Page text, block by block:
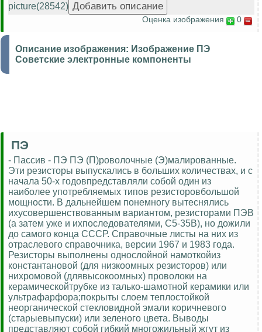
picture(28542)
Оценка изображения 0
Описание изображения: Изображение ПЭ
Советские электронные компоненты
ПЭ
- Пассив - ПЭ ПЭ (П)роволочные (Э)малированные.
Эти резисторы выпускались в больших количествах, и с
начала 50-х годовпредставляли собой один из
наиболее употребляемых типов резисторовбольшой
мощности. В дальнейшем понемногу вытеснялись
ихусовершенствованным вариантом, резисторами ПЭВ
(а затем уже и ихпоследователями, С5-35В), но дожили
до самого конца СССР. Справочные листы на них из
отраслевого справочника, версии 1967 и 1983 года.
Резисторы выполнены однослойной намоткойиз
константановой (для низкоомных резисторов) или
нихромовой (длявысокоомных) проволоки на
керамическойтрубке из талько-шамотной керамики или
ультрафарфора;покрыты слоем теплостойкой
неорганической стекловидной эмали коричневого
(старыевыпуски) или зеленого цвета. Выводы
представляют собой гибкий многожильный жгут из